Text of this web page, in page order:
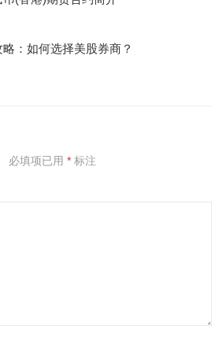
：如何选择美股券商？
必填项已用 *标注